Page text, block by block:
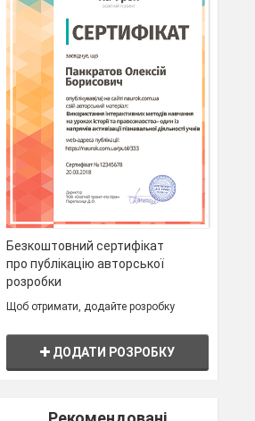
Безкоштовний сертифікат
про публікацію авторської
розробки
Щоб отримати, додайте розробку
ДОДАТИ РОЗРОБКУ